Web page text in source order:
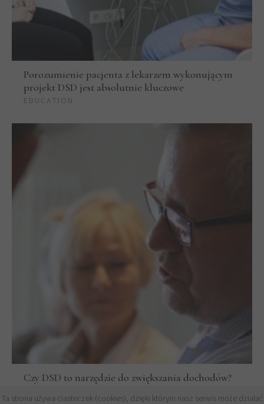
Porozumienie pacjenta z lekarzem wykonującym
projekt DSD jest absolutnie kluczowe
EDUCATION
Czy DSD to narzędzie do zwiększania dochodów?
Ta strona używa ciasteczek (cookies), dzięki którym nasz serwis może działać